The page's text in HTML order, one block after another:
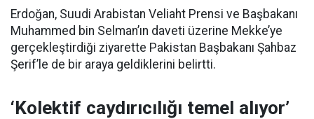
Erdoğan, Suudi Arabistan Veliaht Prensi ve Başbakanı
Muhammed bin Selman’ın daveti üzerine Mekke’ye
gerçekleştirdiği ziyarette Pakistan Başbakanı Şahbaz
Şerif’le de bir araya geldiklerini belirtti.
‘Kolektif caydırıcılığı temel alıyor’